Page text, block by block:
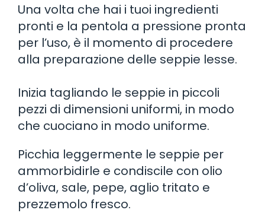
Una volta che hai i tuoi ingredienti
pronti e la pentola a pressione pronta
per l’uso, è il momento di procedere
alla preparazione delle seppie lesse.
Inizia tagliando le seppie in piccoli
pezzi di dimensioni uniformi, in modo
che cuociano in modo uniforme.
Picchia leggermente le seppie per
ammorbidirle e condiscile con olio
d’oliva, sale, pepe, aglio tritato e
prezzemolo fresco.